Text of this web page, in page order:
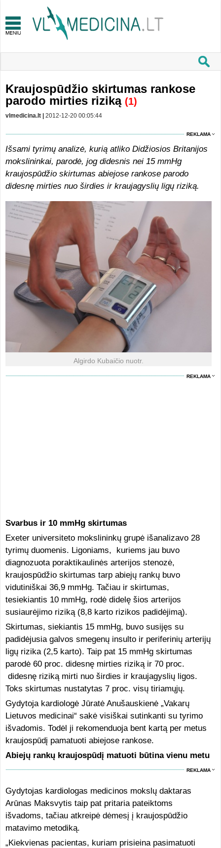
Kraujospūdžio skirtumas rankose
parodo mirties riziką (1)
vlmedicina.lt | 2012-12-20 00:05:44
REKLAMA
Išsami tyrimų analizė, kurią atliko Didžiosios Britanijos
mokslininkai, parodė, jog didesnis nei 15 mmHg
kraujospūdžio skirtumas abiejose rankose parodo
didesnę mirties nuo širdies ir kraujagyslių ligų riziką.
Algirdo Kubaičio nuotr.
REKLAMA
Svarbus ir 10 mmHg skirtumas
Exeter universiteto mokslininkų grupė išanalizavo 28
tyrimų duomenis. Ligoniams, kuriems jau buvo
diagnozuota poraktikaulinės arterijos stenozė,
kraujospūdžio skirtumas tarp abiejų rankų buvo
vidutiniškai 36,9 mmHg. Tačiau ir skirtumas,
tesiekiantis 10 mmHg, rodė didelę šios arterijos
susiaurėjimo riziką (8,8 karto rizikos padidėjimą).
Skirtumas, siekiantis 15 mmHg, buvo susijęs su
padidėjusia galvos smegenų insulto ir periferinių arterijų
ligų rizika (2,5 karto). Taip pat 15 mmHg skirtumas
parodė 60 proc. didesnę mirties riziką ir 70 proc.
didesnę riziką mirti nuo širdies ir kraujagyslių ligos.
Toks skirtumas nustatytas 7 proc. visų tiriamųjų.
Gydytoja kardiologė Jūratė Anušauskienė „Vakarų
Lietuvos medicinai“ sakė visiškai sutinkanti su tyrimo
išvadomis. Todėl ji rekomenduoja bent kartą per metus
kraujospūdį pamatuoti abiejose rankose.
Abiejų rankų kraujospūdį matuoti būtina vienu metu
REKLAMA
Gydytojas kardiologas medicinos mokslų daktaras
Arūnas Maksvytis taip pat pritaria pateiktoms
išvadoms, tačiau atkreipė dėmesį į kraujospūdžio
matavimo metodiką.
„Kiekvienas pacientas, kuriam prisieina pasimatuoti